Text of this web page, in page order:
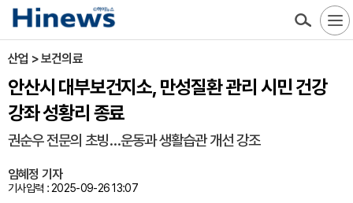
산업 > 보건의료
안산시 대부보건지소, 만성질환 관리 시민 건강
강좌 성황리 종료
권순우 전문의 초빙…운동과 생활습관 개선 강조
임혜정 기자
기사입력 : 2025-09-26 13:07